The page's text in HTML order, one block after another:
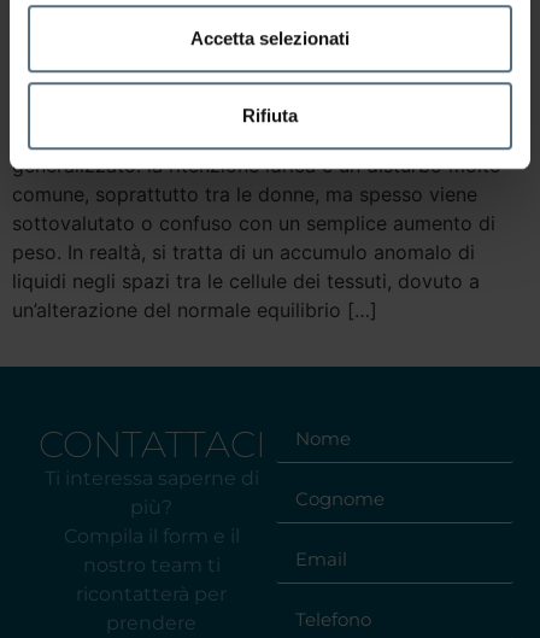
Accetta selezionati
Rifiuta
generalizzato: la ritenzione idrica è un disturbo molto
comune, soprattutto tra le donne, ma spesso viene
sottovalutato o confuso con un semplice aumento di
peso. In realtà, si tratta di un accumulo anomalo di
liquidi negli spazi tra le cellule dei tessuti, dovuto a
un’alterazione del normale equilibrio […]
CONTATTACI
Ti interessa saperne di
più?
Compila il form e il
nostro team ti
ricontatterà per
prendere